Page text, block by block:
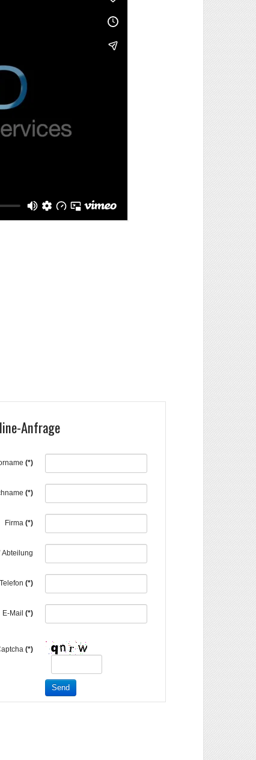
Anfrage
(*)
(*)
Firma (*)
Abteilung
Telefon (*)
E-Mail (*)
(*)